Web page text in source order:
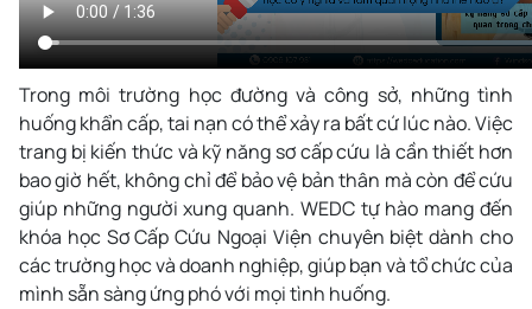
Trong môi trường học đường và công sở, những tình
huống khẩn cấp, tai nạn có thể xảy ra bất cứ lúc nào. Việc
trang bị kiến thức và kỹ năng sơ cấp cứu là cần thiết hơn
bao giờ hết, không chỉ để bảo vệ bản thân mà còn để cứu
giúp những người xung quanh. WEDC tự hào mang đến
khóa học Sơ Cấp Cứu Ngoại Viện chuyên biệt dành cho
các trường học và doanh nghiệp, giúp bạn và tổ chức của
mình sẵn sàng ứng phó với mọi tình huống.